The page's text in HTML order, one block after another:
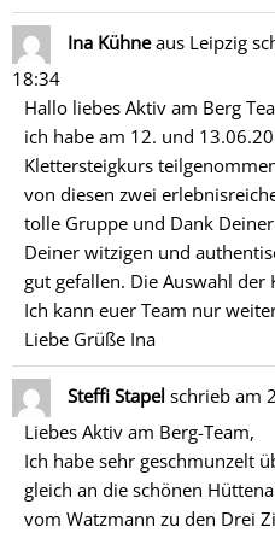
Ina Kühneaus Leipzig
18:34
Hallo liebes Aktiv am Berg
ich habe am 12. und
Klettersteigkurs
von diesen zwei
tolle Gruppe und Dank
Deiner witzigen und
gut gefallen. Die Auswahl der
Ich kann euer Team nur
Liebe Grüße Ina
Steffi Stapel schrieb am
Liebes Aktiv am Berg-Team,
Ich habe sehr geschmunzelt
gleich an die schönen
vom Watzmann zu den Drei